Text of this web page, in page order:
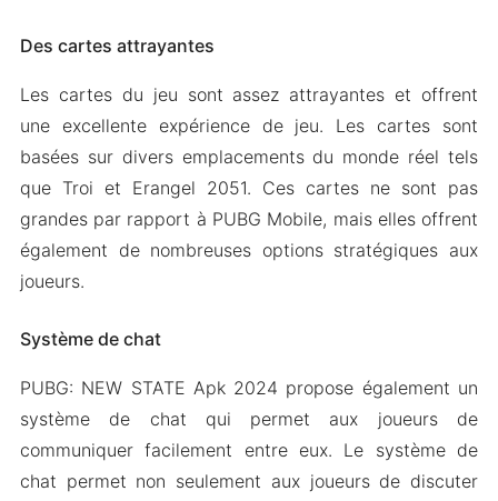
Des cartes attrayantes
Les cartes du jeu sont assez attrayantes et offrent
une excellente expérience de jeu. Les cartes sont
basées sur divers emplacements du monde réel tels
que Troi et Erangel 2051. Ces cartes ne sont pas
grandes par rapport à PUBG Mobile, mais elles offrent
également de nombreuses options stratégiques aux
joueurs.
Système de chat
PUBG: NEW STATE Apk 2024 propose également un
système de chat qui permet aux joueurs de
communiquer facilement entre eux. Le système de
chat permet non seulement aux joueurs de discuter